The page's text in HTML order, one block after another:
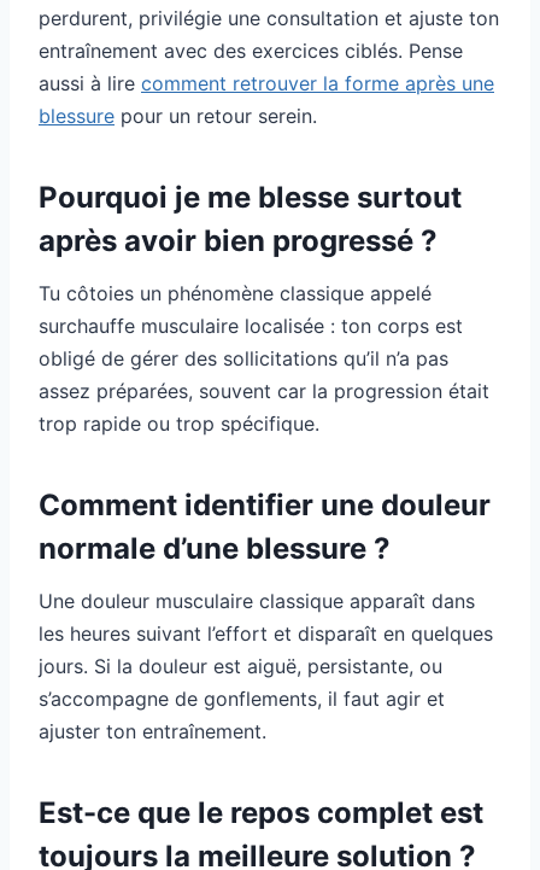
perdurent, privilégie une consultation et ajuste ton
entraînement avec des exercices ciblés. Pense
aussi à lire comment retrouver la forme après une
blessure pour un retour serein.
Pourquoi je me blesse surtout
après avoir bien progressé ?
Tu côtoies un phénomène classique appelé
surchauffe musculaire localisée : ton corps est
obligé de gérer des sollicitations qu’il n’a pas
assez préparées, souvent car la progression était
trop rapide ou trop spécifique.
Comment identifier une douleur
normale d’une blessure ?
Une douleur musculaire classique apparaît dans
les heures suivant l’effort et disparaît en quelques
jours. Si la douleur est aiguë, persistante, ou
s’accompagne de gonflements, il faut agir et
ajuster ton entraînement.
Est-ce que le repos complet est
toujours la meilleure solution ?